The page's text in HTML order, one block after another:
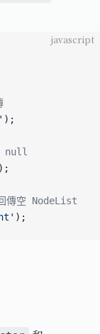
javascript
);
null
);
空 NodeList
);